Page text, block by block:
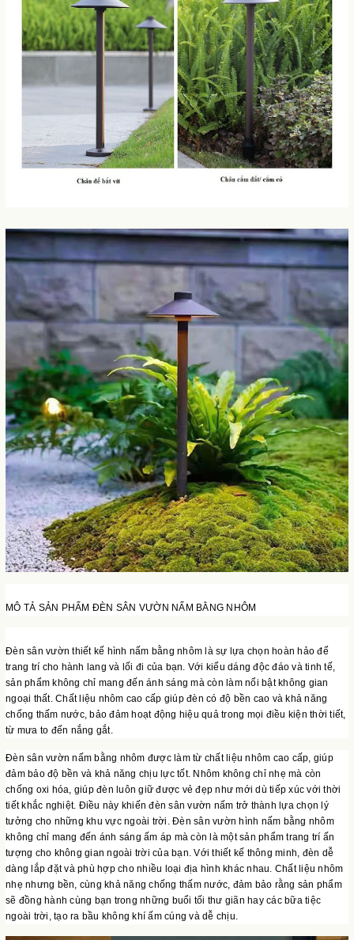
MÔ TẢ SẢN PHẨM ĐÈN SÂN VƯỜN NẤM BẰNG NHÔM
Đèn sân vườn thiết kế hình nấm bằng nhôm là sự lựa chọn hoàn hảo để
trang trí cho hành lang và lối đi của bạn. Với kiểu dáng độc đáo và tinh tế,
sản phẩm không chỉ mang đến ánh sáng mà còn làm nổi bật không gian
ngoại thất. Chất liệu nhôm cao cấp giúp đèn có độ bền cao và khả năng
chống thấm nước, bảo đảm hoạt động hiệu quả trong mọi điều kiện thời tiết,
từ mưa to đến nắng gắt.
Đèn sân vườn nấm bằng nhôm được làm từ chất liệu nhôm cao cấp, giúp
đảm bảo độ bền và khả năng chịu lực tốt. Nhôm không chỉ nhẹ mà còn
chống oxi hóa, giúp đèn luôn giữ được vẻ đẹp như mới dù tiếp xúc với thời
tiết khắc nghiệt. Điều này khiến đèn sân vườn nấm trở thành lựa chọn lý
tưởng cho những khu vực ngoài trời. Đèn sân vườn hình nấm bằng nhôm
không chỉ mang đến ánh sáng ấm áp mà còn là một sản phẩm trang trí ấn
tượng cho không gian ngoài trời của bạn. Với thiết kế thông minh, đèn dễ
dàng lắp đặt và phù hợp cho nhiều loại địa hình khác nhau. Chất liệu nhôm
nhẹ nhưng bền, cùng khả năng chống thấm nước, đảm bảo rằng sản phẩm
sẽ đồng hành cùng bạn trong những buổi tối thư giãn hay các bữa tiệc
ngoài trời, tạo ra bầu không khí ấm cúng và dễ chịu.